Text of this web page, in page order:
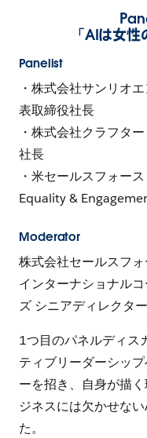
「AIは女
Panelist
・株式会社サンリオ
表取締役社長
・株式会社クラフタ
社長
・米セールスフォー
Equality &
Moderator
株式会社セールスフ
インターナショナル
ズ シニアディレクター
1つ目のパネルディス
ティブリーダーシッ
ーを招き、自身が描
ジネスには欠かせな
た。